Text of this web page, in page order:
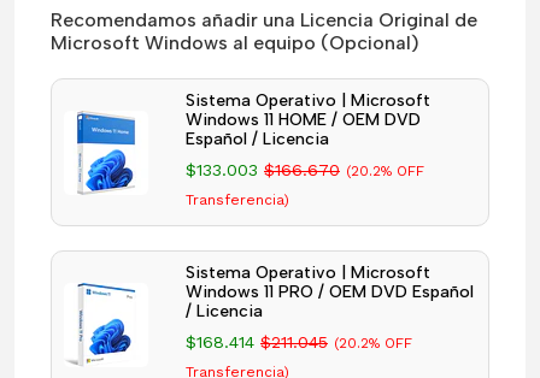
Recomendamos añadir una Licencia Original de
Microsoft Windows al equipo (Opcional)
Sistema Operativo | Microsoft
Windows 11 HOME / OEM DVD
Español / Licencia
$133.003 $166.670 (20.2% OFF
Transferencia)
Sistema Operativo | Microsoft
Windows 11 PRO / OEM DVD Español
/ Licencia
$168.414 $211.045 (20.2% OFF
Transferencia)